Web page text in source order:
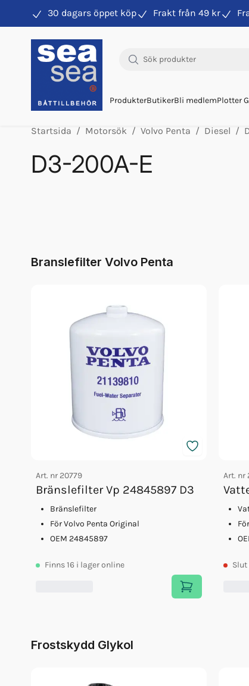
30 dagars öppet köp Frakt från 49 kr
ProdukterButikerBli medlemPlotter
Hitta rätt produkter till din båtmotor
Startsida Motorsök Volvo Penta Diesel
D3-200A-E
Orb Fett Impeller
Impeller D3 (21951352)
Fett 25gr Vp 828250
Olja Volvo 15w/40 20l Vds4.5
Olja Volvo 15w/40 5l Vds4.5
Olja Volvo 15w/40 1l Vds4.5
Orb Vp Servicesats D3 2010-
Glykol Volvo 1l Orange Konc
Glykol Volvo 5l Orange Konc
Motorolja Qs 15w/40 Vds4,5 4l
Motorolja Vds4.5 15w40 5l
Orb Vp Drivrem D3 Alt
Glykol Volvo 5l Orange 40/60
Branslefilter Volvo Penta
Art. nr 20779
Bränslefilter Vp 24845897 D3
Bränslefilter
För Volvo Penta Original
OEM 24845897
Finns16 i lager online
Art. nr
Slut
Frostskydd Glykol